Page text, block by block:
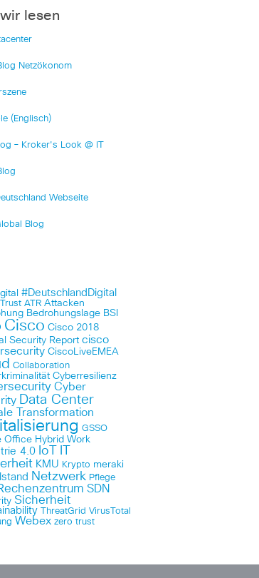
lesen
Netzökonom
(Englisch)
– Kroker's Look @ IT
Webseite
Blog
#DeutschlandDigital
ATR Attacken
Bedrohungslage BSI
Cisco Cisco 2018
Security Report cisco
CiscoLiveEMEA
Collaboration
Cyberresilienz
Cyber
Data Center
Transformation
GSSO
Office Hybrid Work
4.0 IoT
KMU Krypto meraki
Netzwerk Pflege
SDN
Sicherheit
ThreatGrid VirusTotal
Webex zero trust